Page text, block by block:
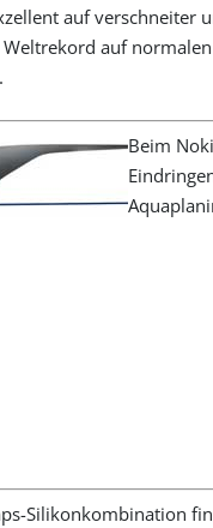
auf verschneiter
auf
Beim
Silikonkombination